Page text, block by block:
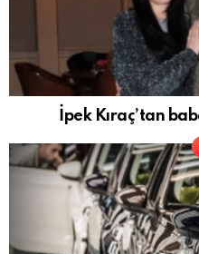
İpek Kıraç’tan